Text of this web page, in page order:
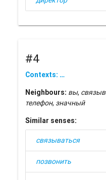
#4
Contexts: …
Neighbours: вы,
телефон, значный
Similar senses:
связываться
позвонить